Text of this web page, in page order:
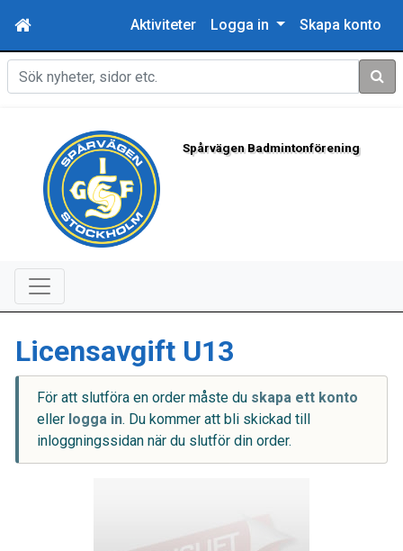
Aktiviteter Logga in Skapa konto
Sök
Spårvägen Badmintonförening
Licensavgift U13
För att slutföra en order måste du skapa ett konto
eller logga in. Du kommer att bli skickad till
inloggningssidan när du slutför din order.